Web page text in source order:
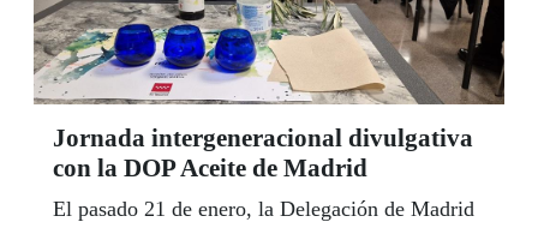
Jornada intergeneracional divulgativa
con la DOP Aceite de Madrid
El pasado 21 de enero, la Delegación de Madrid